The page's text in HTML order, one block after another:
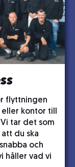
flyttningen
kontor till
Vi tar det som
du ska
och
håller vad vi